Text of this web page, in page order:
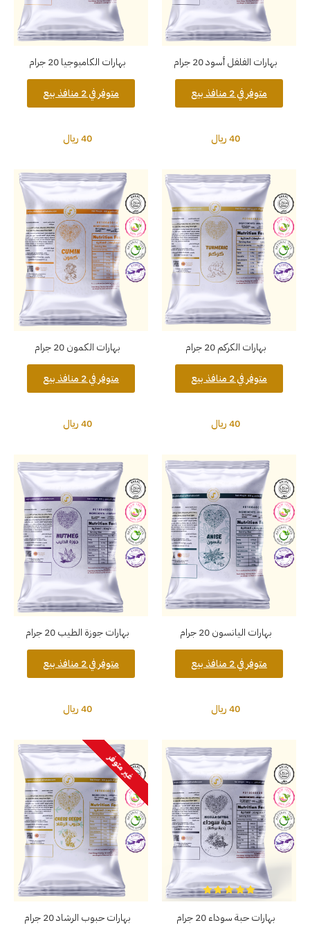
بهارات الفلفل أسود 20 جرام
متوفر في 2 منافذ بيع
40 ريال
بهارات الكامبوجيا 20 جرام
متوفر في 2 منافذ بيع
40 ريال
بهارات الكركم 20 جرام
متوفر في 2 منافذ بيع
40 ريال
بهارات الكمون 20 جرام
متوفر في 2 منافذ بيع
40 ريال
بهارات اليانسون 20 جرام
متوفر في 2 منافذ بيع
40 ريال
بهارات جوزة الطيب 20 جرام
متوفر في 2 منافذ بيع
40 ريال
بهارات حبة سوداء 20 جرام
غير متوفر
بهارات حبوب الرشاد 20 جرام